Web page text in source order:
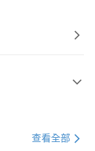
查看全部